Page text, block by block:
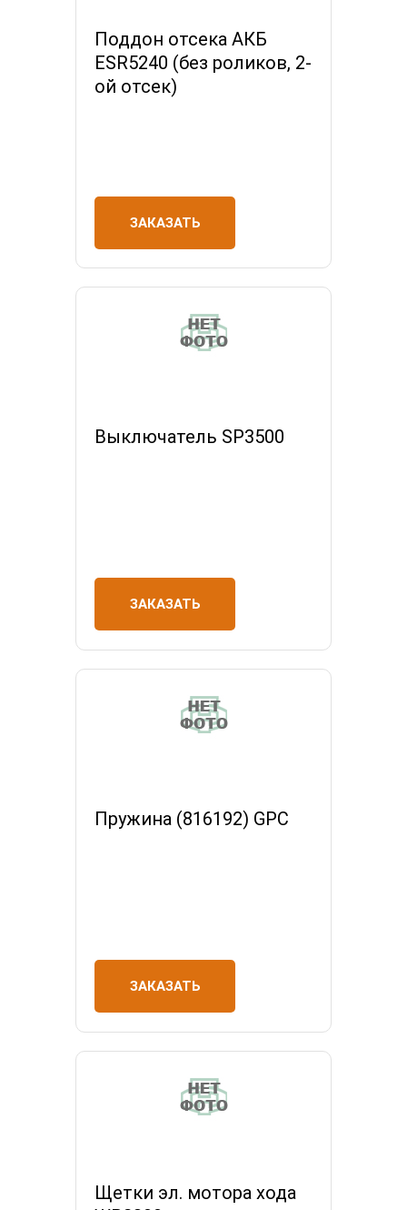
Поддон отсека АКБ
ESR5240 (без роликов, 2-
ой отсек)
ЗАКАЗАТЬ
Выключатель SP3500
ЗАКАЗАТЬ
Пружина (816192) GPC
ЗАКАЗАТЬ
Щетки эл. мотора хода